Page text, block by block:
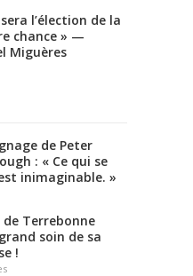
l’élection de la
chance » —
Miguères
de Peter
: « Ce qui se
inimaginable. »
de Terrebonne
soin de sa
!